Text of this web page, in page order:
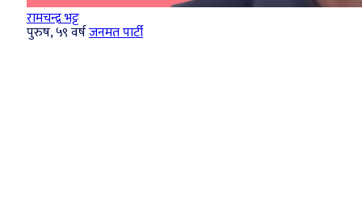
रामचन्द्र भट्ट
पुरुष, ५९ वर्षजनमत पार्टी